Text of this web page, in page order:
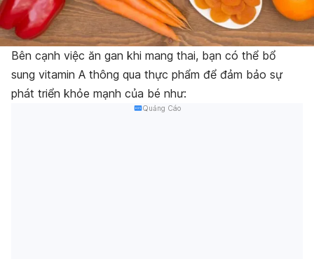
Bên cạnh việc ăn gan khi mang thai, bạn có thể bổ
sung vitamin A thông qua thực phẩm để đảm bảo sự
phát triển khỏe mạnh của bé như:
Quảng Cáo